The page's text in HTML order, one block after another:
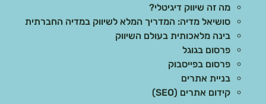
מה זה שיווק דיגיטלי?
סושיאל מדיה: המדריך המלא לשיווק במדיה החברתית
בינה מלאכותית בעולם השיווק
פרסום בגוגל
פרסום בפייסבוק
בניית אתרים
קידום אתרים (SEO)